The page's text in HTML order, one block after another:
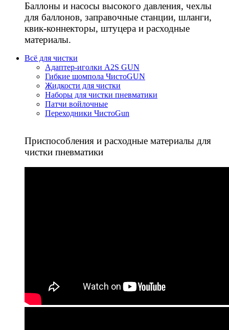
Баллоны и насосы высокого давления, чехлы
для баллонов, заправочные станции, шланги,
квик-коннекторы, штуцера и расходные
материалы.
Всё для чистки
Адаптер-иголки A2S GUN
Гибкие шомпола ЧистоGUN
Жидкости для чистки
Наборы для чистки пневматики
Патчи войлочные
Переходники ЧистоGun
Приспособления и расходные материалы для
чистки пневматики